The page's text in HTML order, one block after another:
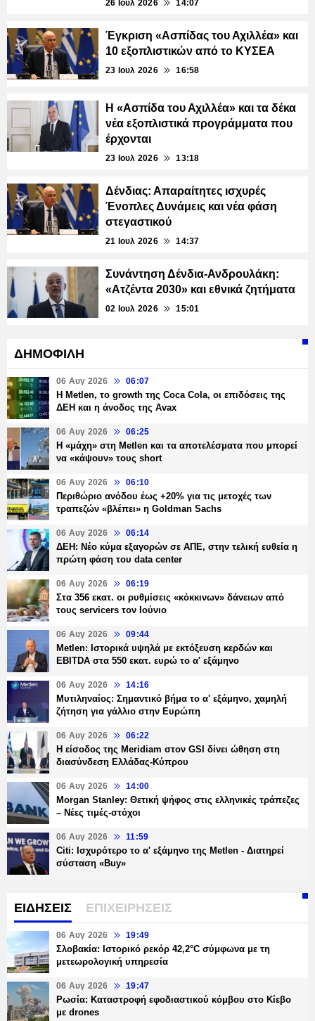
26 Ιουλ 2026 14:07
Έγκριση «Ασπίδας του Αχιλλέα» και
10 εξοπλιστικών από το ΚΥΣΕΑ
23 Ιουλ 2026 16:58
Η «Ασπίδα του Αχιλλέα» και τα δέκα
νέα εξοπλιστικά προγράμματα που
έρχονται
23 Ιουλ 2026 13:18
Δένδιας: Απαραίτητες ισχυρές
Ένοπλες Δυνάμεις και νέα φάση
στεγαστικού
21 Ιουλ 2026 14:37
Συνάντηση Δένδια-Ανδρουλάκη:
«Ατζέντα 2030» και εθνικά ζητήματα
02 Ιουλ 2026 15:01
ΔΗΜΟΦΙΛΗ
06 Αυγ 2026 06:07
H Metlen, το growth της Coca Cola, οι επιδόσεις της
ΔΕΗ και η άνοδος της Avax
06 Αυγ 2026 06:25
H «μάχη» στη Metlen και τα αποτελέσματα που μπορεί
να «κάψουν» τους short
06 Αυγ 2026 06:10
Περιθώριο ανόδου έως +20% για τις μετοχές των
τραπεζών «βλέπει» η Goldman Sachs
06 Αυγ 2026 06:14
ΔΕΗ: Νέο κύμα εξαγορών σε ΑΠΕ, στην τελική ευθεία η
πρώτη φάση του data center
06 Αυγ 2026 06:19
Στα 356 εκατ. οι ρυθμίσεις «κόκκινων» δάνειων από
τους servicers τον Ιούνιο
06 Αυγ 2026 09:44
Metlen: Ιστορικά υψηλά με εκτόξευση κερδών και
EBITDA στα 550 εκατ. ευρώ το α' εξάμηνο
06 Αυγ 2026 14:16
Μυτιληναίος: Σημαντικό βήμα το α' εξάμηνο, χαμηλή
ζήτηση για γάλλιο στην Ευρώπη
06 Αυγ 2026 06:22
Η είσοδος της Meridiam στον GSI δίνει ώθηση στη
διασύνδεση Ελλάδας-Κύπρου
06 Αυγ 2026 14:00
Morgan Stanley: Θετική ψήφος στις ελληνικές τράπεζες
– Νέες τιμές-στόχοι
06 Αυγ 2026 11:59
Citi: Ισχυρότερο το α' εξάμηνο της Metlen - Διατηρεί
σύσταση «Buy»
ΕΙΔΗΣΕΙΣ ΕΠΙΧΕΙΡΗΣΕΙΣ
06 Αυγ 2026 19:49
Σλοβακία: Ιστορικό ρεκόρ 42,2°C σύμφωνα με τη
μετεωρολογική υπηρεσία
06 Αυγ 2026 19:47
Ρωσία: Καταστροφή εφοδιαστικού κόμβου στο Κίεβο
με drones